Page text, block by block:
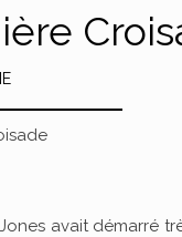
avait démarré